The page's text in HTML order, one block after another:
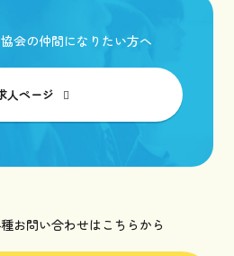
会の仲間になりたい方へ
人ページ
お問い合わせはこちらから